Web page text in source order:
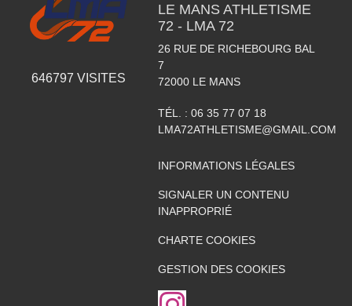
646797 VISITES
LE MANS ATHLETISME
72 - LMA 72
26 RUE DE RICHEBOURG BAL
7
72000 LE MANS
TÉL. : 06 35 77 07 18
LMA72ATHLETISME@GMAIL.COM
INFORMATIONS LÉGALES
SIGNALER UN CONTENU
INAPPROPRIÉ
CHARTE COOKIES
GESTION DES COOKIES